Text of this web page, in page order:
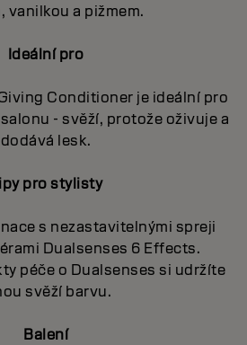
vanilkou a pižmem.
Ideální pro
Conditioner je ideální pro
- svěží, protože oživuje a
dodává lesk.
pro stylisty
s nezastavitelnými spreji
Dualsenses 6 Effects.
péče o Dualsenses si udržíte
svěží barvu.
Balení